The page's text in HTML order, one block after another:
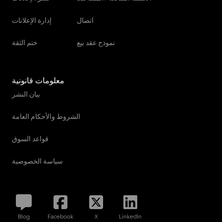
إدارة الإعلانات
ختم الثقة
اتصال
نموذج عقد بيع
معلومات قانونية
بيان النشر
الشروط والأحكام العامة
قواعد السوق
سياسة الخصوصية
Blog Facebook X LinkedIn